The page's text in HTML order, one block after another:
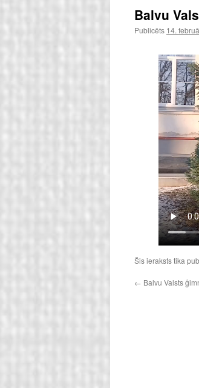
Balvu
Publicēts 14.
Šis ieraksts tika
← Balvu Valsts